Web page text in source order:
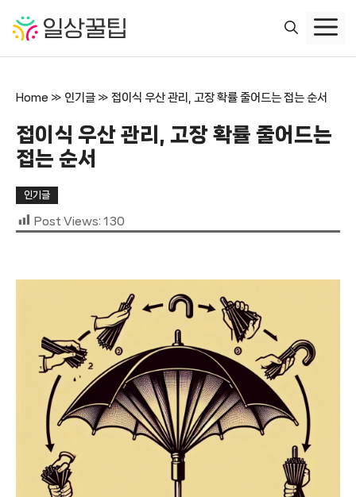
Home » 인기글 » 접이식 우산 관리, 고장 확률 줄어드는 접는 순서
접이식 우산 관리, 고장 확률 줄어드는
접는 순서
인기글
Post Views: 130